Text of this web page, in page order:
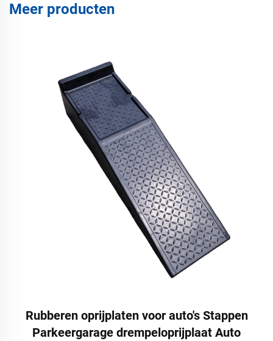
Meer producten
Rubberen oprijplaten voor auto's Stappen
Parkeergarage drempeloprijplaat Auto